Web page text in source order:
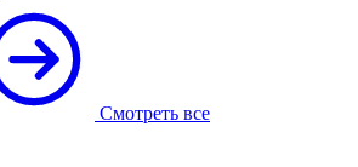
Смотреть все